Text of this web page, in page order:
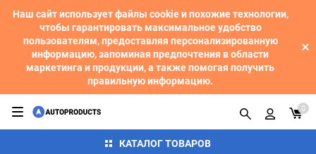
Наш сайт использует файлы cookie и похожие технологии,
чтобы гарантировать максимальное удобство
пользователям, предоставляя персонализированную
информацию, запоминая предпочтения в области
маркетинга и продукции, а также помогая получить
правильную информацию.
КАТАЛОГ ТОВАРОВ
0